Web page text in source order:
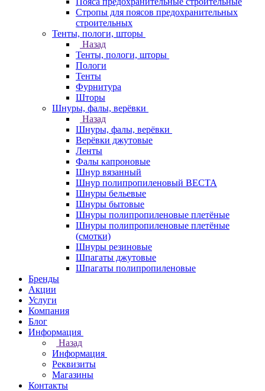
Стропы для поясов предохранительных
строительных
Тенты, пологи, шторы
Назад
Тенты, пологи, шторы
Пологи
Тенты
Фурнитура
Шторы
Шнуры, фалы, верёвки
Назад
Шнуры, фалы, верёвки
Верёвки джутовые
Ленты
Фалы капроновые
Шнур вязанный
Шнур полипропиленовый ВЕСТА
Шнуры бельевые
Шнуры бытовые
Шнуры полипропиленовые плетёные
Шнуры полипропиленовые плетёные
(смотки)
Шнуры резиновые
Шпагаты джутовые
Шпагаты полипропиленовые
Бренды
Акции
Услуги
Компания
Блог
Информация
Назад
Информация
Реквизиты
Магазины
Контакты